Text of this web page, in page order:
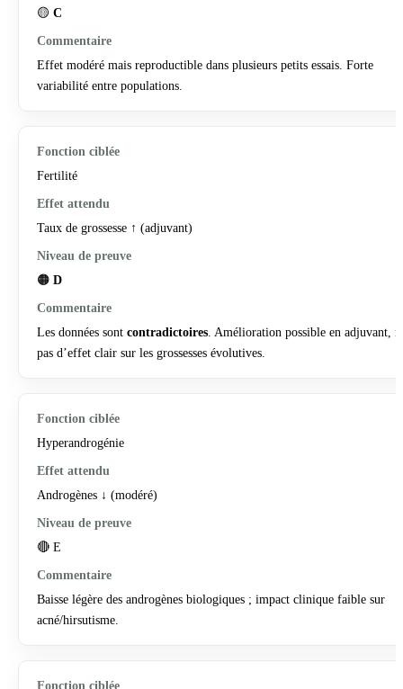
🟡 C
Effet modéré mais reproductible dans plusieurs petits essais. Forte
variabilité entre populations.
Fertilité
Taux de grossesse ↑ (adjuvant)
🟠 D
Les données sont contradictoires. Amélioration possible en adjuvant,
pas d’effet clair sur les grossesses évolutives.
Hyperandrogénie
Androgènes ↓ (modéré)
🔴 E
Baisse légère des androgènes biologiques ; impact clinique faible sur
acné/hirsutisme.